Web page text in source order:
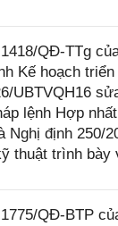
QĐ-TTg
Kế hoạch
UBTVQH16
lệnh Hợp
Nghị định 250/
thuật trình bày
QĐ-BTP